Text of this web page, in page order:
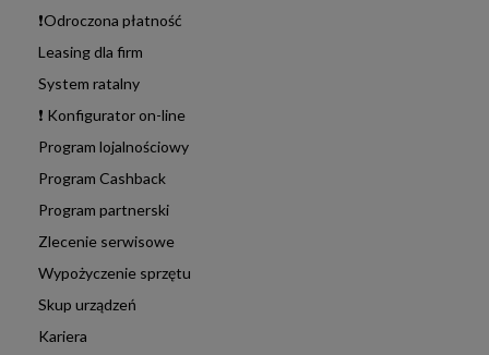
❗Odroczona płatność
Leasing dla firm
System ratalny
❗ Konfigurator on-line
Program lojalnościowy
Program Cashback
Program partnerski
Zlecenie serwisowe
Wypożyczenie sprzętu
Skup urządzeń
Kariera